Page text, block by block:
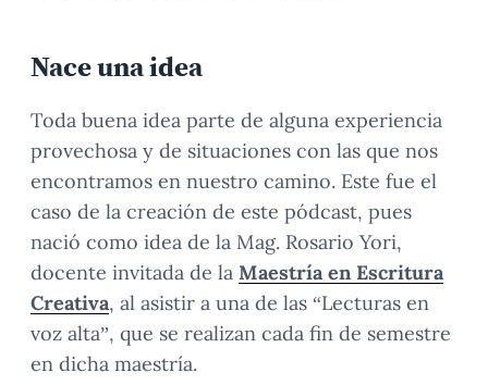
Nace una idea
Toda buena idea parte de alguna experiencia
provechosa y de situaciones con las que nos
encontramos en nuestro camino. Este fue el
caso de la creación de este pódcast, pues
nació como idea de la Mag. Rosario Yori,
docente invitada de la Maestría en Escritura
Creativa, al asistir a una de las “Lecturas en
voz alta”, que se realizan cada fin de semestre
en dicha maestría.